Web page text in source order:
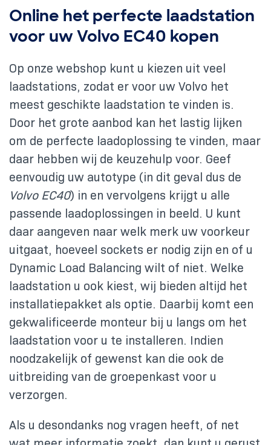
Online het perfecte laadstation
voor uw Volvo EC40 kopen
Op onze webshop kunt u kiezen uit veel
laadstations, zodat er voor uw Volvo het
meest geschikte laadstation te vinden is.
Door het grote aanbod kan het lastig lijken
om de perfecte laadoplossing te vinden, maar
daar hebben wij de keuzehulp voor. Geef
eenvoudig uw autotype (in dit geval dus de
Volvo EC40) in en vervolgens krijgt u alle
passende laadoplossingen in beeld. U kunt
daar aangeven naar welk merk uw voorkeur
uitgaat, hoeveel sockets er nodig zijn en of u
Dynamic Load Balancing wilt of niet. Welke
laadstation u ook kiest, wij bieden altijd het
installatiepakket als optie. Daarbij komt een
gekwalificeerde monteur bij u langs om het
laadstation voor u te installeren. Indien
noodzakelijk of gewenst kan die ook de
uitbreiding van de groepenkast voor u
verzorgen.
Als u desondanks nog vragen heeft, of net